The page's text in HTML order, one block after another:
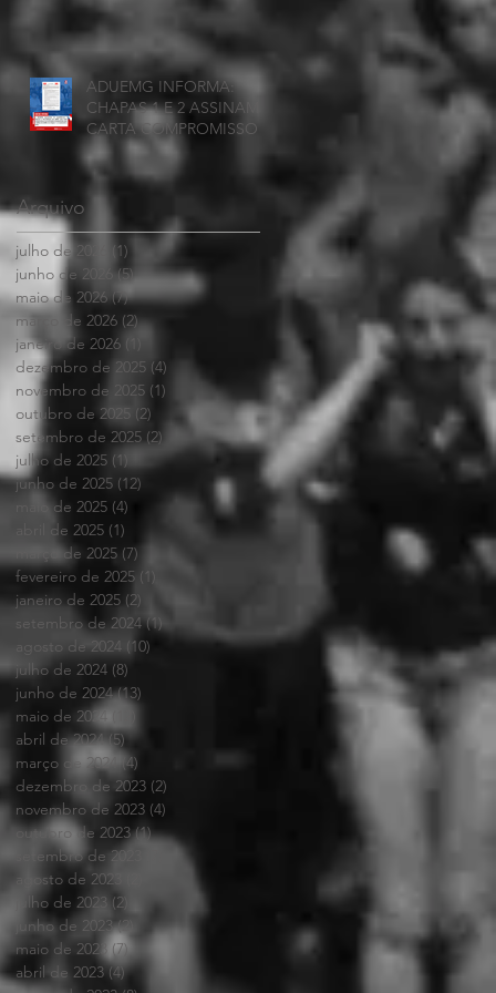
ADUEMG INFORMA:
CHAPAS 1 E 2 ASSINAM
CARTA COMPROMISSO
Arquivo
julho de 2026 (1) 1 post
junho de 2026
(5)5 posts
maio de 2026 (7)7 posts
março de 2026 (2)2 posts
janeiro de 2026
dezembro de 2025 (4) 4 posts
novembro de 2025 (1) 1 post
outubro de 2025 (2)
setembro de 2025 (2) 2 posts
julho de 2025 (1)
1 post
junho de 2025 (12)
maio de 2025 (4)
abril de 2025 (1)
março de 2025 (7)
fevereiro de 2025 (1)
janeiro de 2025 (2)
setembro de 2024 (1)
agosto de 2024 (10)
julho de 2024 (8)
junho de 2024 (13)
maio de 2024
abril de 2024 (5)5 posts
março de 2024
(4)
dezembro de 2023 (2)
novembro de 2023 (4)
outubro de 2023 (1)1 post
setembro de 2023
7 posts
agosto de 2023
julho de 2023 (2)
2 posts
junho de 2023 (2)
2 posts
maio de 2023
(7)
abril de 2023 (4)4 posts